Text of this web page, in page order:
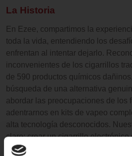
La Historia
En Ezee, compartimos la
toda la vida, entendiendo los
enfrentan al intentar dejarlo.
inconvenientes de los cigarrillos
de 590 productos químicos
búsqueda de una alternativa
abordar las preocupaciones de los
adentrarnos en kits de vapeo
alta tecnología desconocidos.
claro: crear un cigarrillo electrónico
experiencia auténtica de fumar sin